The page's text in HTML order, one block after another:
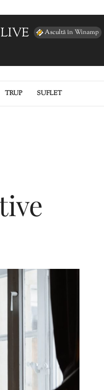
LIVE Ascultă în Winamp
TRUP SUFLET
Editorial Mihai
Morar: CUM L-AM
SALVAT PE FĂT-
FRUMOS